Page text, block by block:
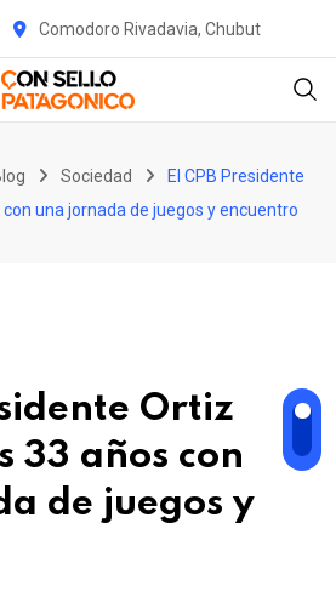
Comodoro Rivadavia, Chubut
Sociedad
El CPB Presidente
una jornada de juegos y encuentro
Ortiz
33 años con
de juegos y